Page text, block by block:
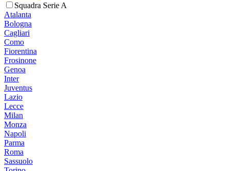
Squadra Serie A
Atalanta
Bologna
Cagliari
Como
Fiorentina
Frosinone
Genoa
Inter
Juventus
Lazio
Lecce
Milan
Monza
Napoli
Parma
Roma
Sassuolo